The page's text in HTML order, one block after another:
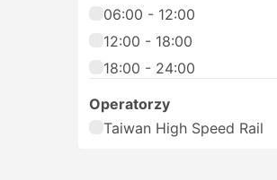
06:00 - 12:00
12:00 - 18:00
18:00 - 24:00
Operatorzy
Taiwan High Speed Rail